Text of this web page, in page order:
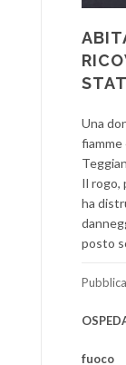
Una
fiamme
Il rogo,
ha
posto
fuoco